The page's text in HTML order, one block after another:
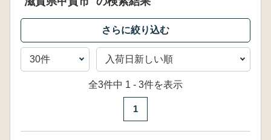
全3件中 1 - 3件を表示
1